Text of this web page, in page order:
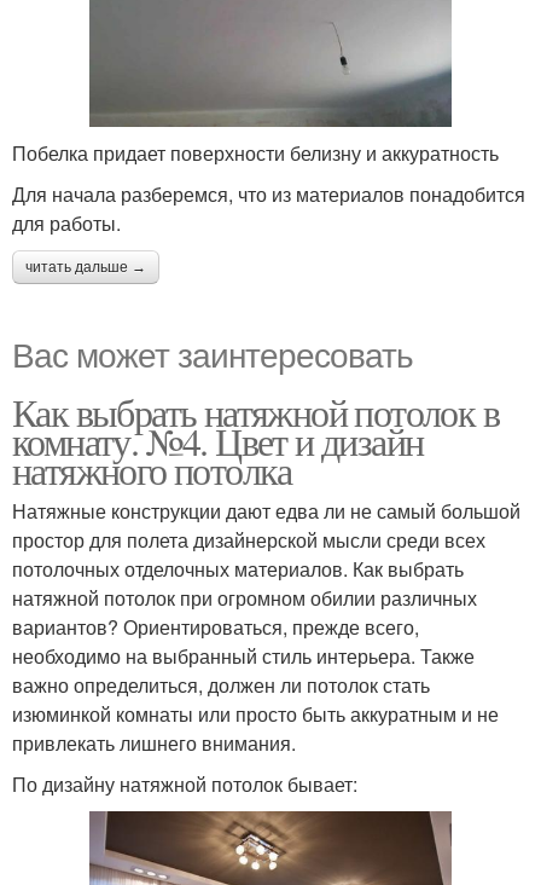
Побелка придает поверхности белизну и аккуратность
Для начала разберемся, что из материалов понадобится
для работы.
читать дальше →
Вас может заинтересовать
Как выбрать натяжной потолок в
комнату. №4. Цвет и дизайн
натяжного потолка
Натяжные конструкции дают едва ли не самый большой
простор для полета дизайнерской мысли среди всех
потолочных отделочных материалов. Как выбрать
натяжной потолок при огромном обилии различных
вариантов? Ориентироваться, прежде всего,
необходимо на выбранный стиль интерьера. Также
важно определиться, должен ли потолок стать
изюминкой комнаты или просто быть аккуратным и не
привлекать лишнего внимания.
По дизайну натяжной потолок бывает: